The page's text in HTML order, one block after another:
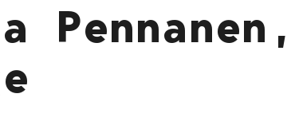
Pennanen,